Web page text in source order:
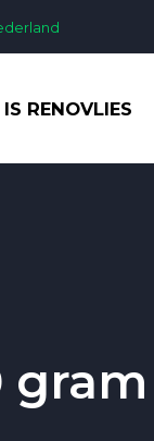
RENOVLIES
gram